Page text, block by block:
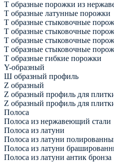
Т образные порожки из
Т образные латунные порожки
Т образные стыковочные
Т образные стыковочные
Т образные стыковочные
Т образные стыковочные
Т образные гибкие порожки
Y-образный
Ш образный профиль
Z образный
Z образный профиль для
Z образный профиль для
Полоса
Полоса из нержавеющий стали
Полоса из латуни
Полоса из латуни
Полоса из латуни
Полоса из латуни антик бронза